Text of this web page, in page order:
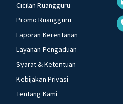
Cicilan Ruangguru
Promo Ruangguru
Laporan Kerentanan
Layanan Pengaduan
Syarat & Ketentuan
Kebijakan Privasi
Tentang Kami